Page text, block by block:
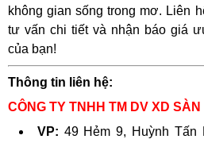
không gian sống trong mơ. Liên
tư vấn chi tiết và nhận báo giá
của bạn!
Thông tin liên hệ:
CÔNG TY TNHH TM DV XD SÀN
VP: 49 Hẻm 9, Huỳnh Tấn